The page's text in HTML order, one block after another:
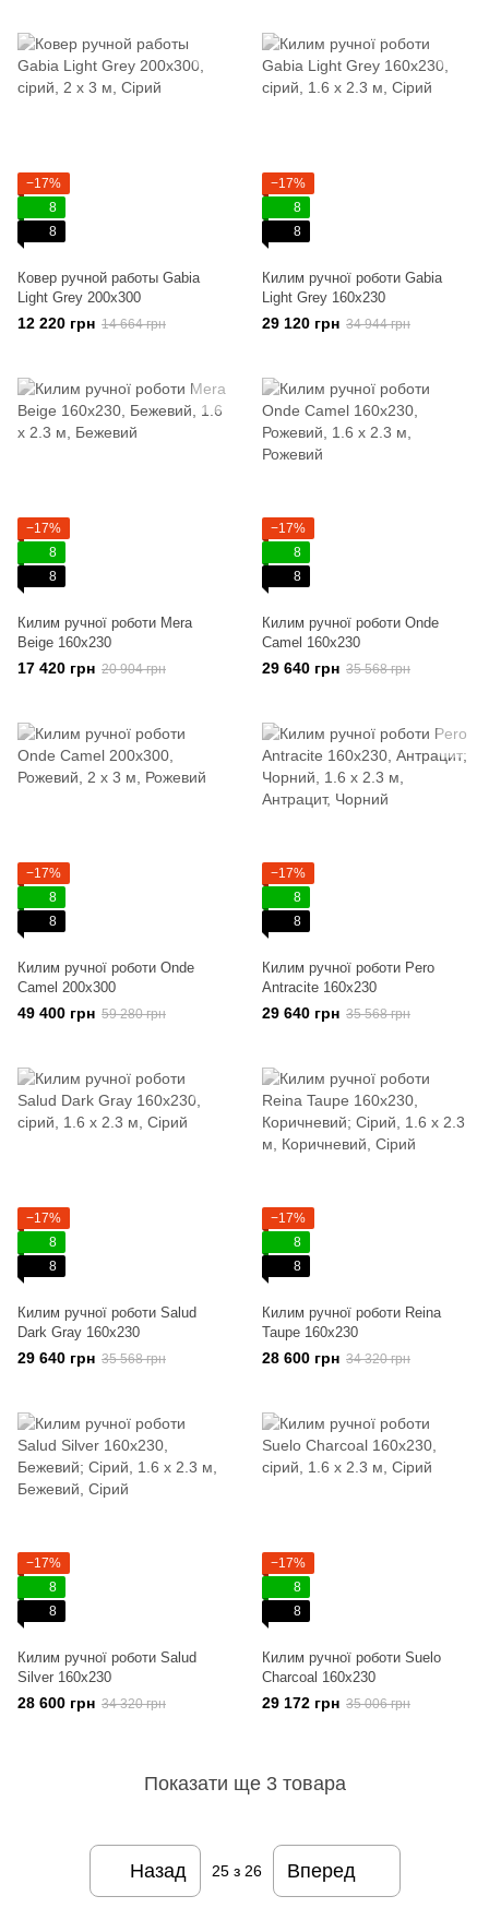
−17%
8
8
Ковер ручной работы Gabia
Light Grey 200x300
12 220 грн 14 664 грн
−17%
8
8
Килим ручної роботи Gabia
Light Grey 160x230
29 120 грн 34 944 грн
−17%
8
8
Килим ручної роботи Mera
Beige 160x230
17 420 грн 20 904 грн
−17%
8
8
Килим ручної роботи Onde
Camel 160x230
29 640 грн 35 568 грн
−17%
8
8
Килим ручної роботи Onde
Camel 200x300
49 400 грн 59 280 грн
−17%
8
8
Килим ручної роботи Pero
Antracite 160x230
29 640 грн 35 568 грн
−17%
8
8
Килим ручної роботи Salud
Dark Gray 160x230
29 640 грн 35 568 грн
−17%
8
8
Килим ручної роботи Reina
Taupe 160x230
28 600 грн 34 320 грн
−17%
8
8
Килим ручної роботи Salud
Silver 160x230
28 600 грн 34 320 грн
−17%
8
8
Килим ручної роботи Suelo
Charcoal 160x230
29 172 грн 35 006 грн
Показати ще 3 товара
Назад 25з 26 Вперед